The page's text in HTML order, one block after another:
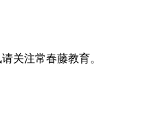
关注常春藤教育。